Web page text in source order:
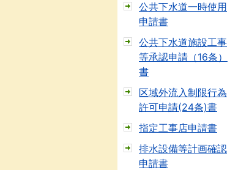
公共下水道一時使用
申請書
公共下水道施設工事
等承認申請（16条）
書
区域外流入制限行為
許可申請(24条)書
指定工事店申請書
排水設備等計画確認
申請書